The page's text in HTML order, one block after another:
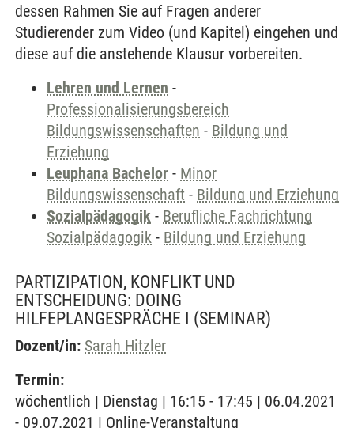
dessen Rahmen Sie auf Fragen anderer
Studierender zum Video (und Kapitel) eingehen und
diese auf die anstehende Klausur vorbereiten.
Lehren und Lernen -
Professionalisierungsbereich
Bildungswissenschaften - Bildung und
Erziehung
Leuphana Bachelor - Minor
Bildungswissenschaft - Bildung und Erziehung
Sozialpädagogik - Berufliche Fachrichtung
Sozialpädagogik - Bildung und Erziehung
PARTIZIPATION, KONFLIKT UND
ENTSCHEIDUNG: DOING
HILFEPLANGESPRÄCHE I (SEMINAR)
Dozent/in: Sarah Hitzler
Termin:
wöchentlich | Dienstag | 16:15 - 17:45 | 06.04.2021
- 09.07.2021 | Online-Veranstaltung